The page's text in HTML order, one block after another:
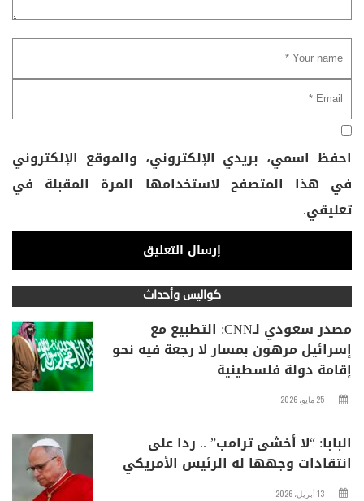
احفظ اسمي، بريدي الإلكتروني، والموقع الإلكتروني
في هذا المتصفح لاستخدامها المرة المقبلة في
تعليقي.
كواليس وأحداث
مصدر سعودي لـCNN: التطبيع مع
إسرائيل مرهون بمسار لا رجعة فيه نحو
إقامة دولة فلسطينية
25 مايو، 2026
البابا: “لا أخشى ترامب” .. ردا على
انتقادات وجهها له الرئيس الأمريكي
13 أبريل، 2026